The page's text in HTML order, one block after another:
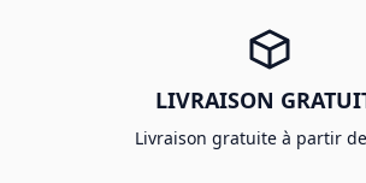
LIVRAISON
Livraison gratuite à partir